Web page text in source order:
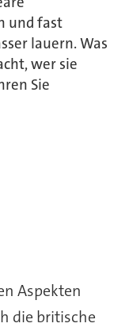
und fast
lauern. Was
wer sie
Sie
Aspekten
die britische